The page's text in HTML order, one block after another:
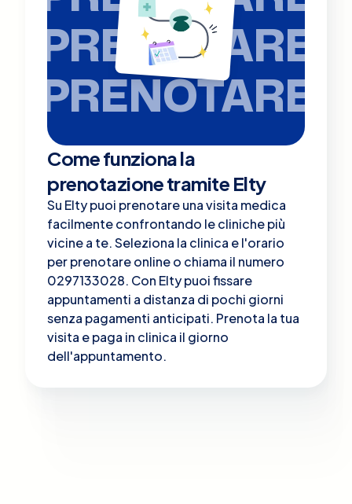
PRENOTARE
PRENOTARE
Come funziona la
prenotazione tramite Elty
Su Elty puoi prenotare una visita medica
facilmente confrontando le cliniche più
vicine a te. Seleziona la clinica e l'orario
per prenotare online o chiama il numero
0297133028. Con Elty puoi fissare
appuntamenti a distanza di pochi giorni
senza pagamenti anticipati. Prenota la tua
visita e paga in clinica il giorno
dell'appuntamento.